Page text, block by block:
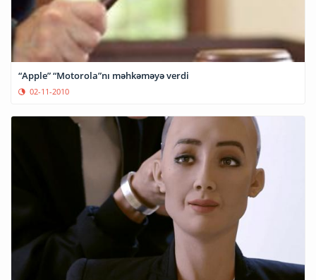
“Apple” “Motorola”nı məhkəməyə verdi
02-11-2010